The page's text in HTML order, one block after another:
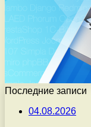
Последние записи
04.08.2026